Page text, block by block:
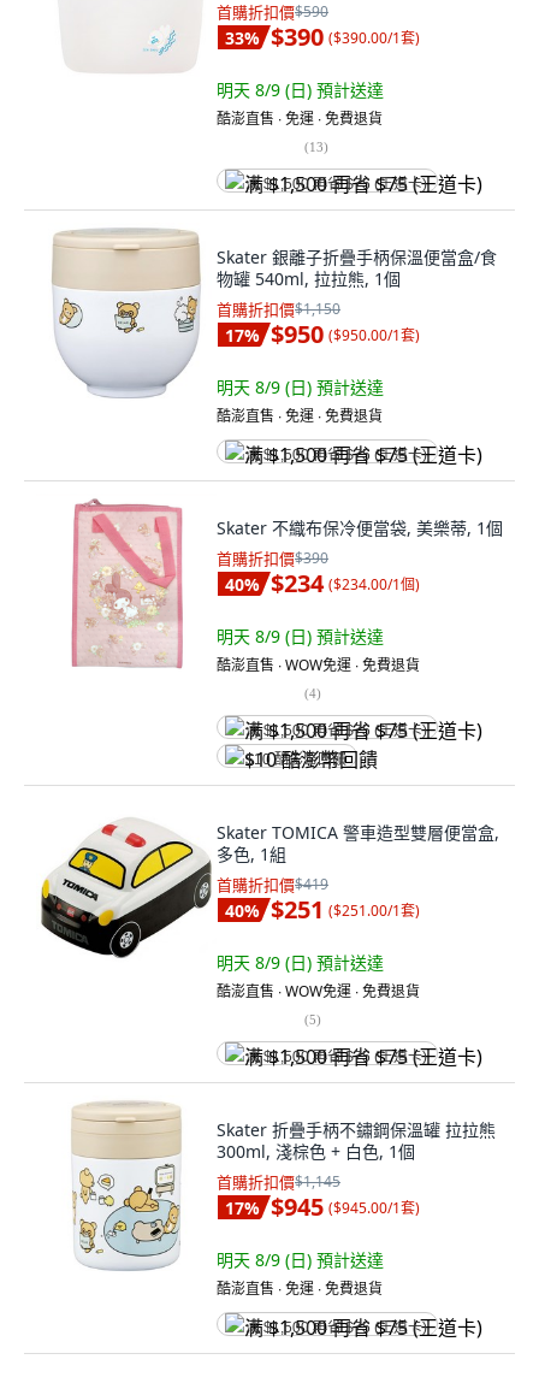
首購折扣價$590
33% $390 ($390.00/1套)
明天 8/9 (日) 預計送達
酷澎直售 ∙ 免運 ∙ 免費退貨
(13)
满 $1,500 再省 $75 (王道卡)
Skater 銀離子折疊手柄保溫便當盒/食
物罐 540ml, 拉拉熊, 1個
首購折扣價$1,150
17% $950 ($950.00/1套)
明天 8/9 (日) 預計送達
酷澎直售 ∙ 免運 ∙ 免費退貨
满 $1,500 再省 $75 (王道卡)
Skater 不織布保冷便當袋, 美樂蒂, 1個
首購折扣價$390
40% $234 ($234.00/1個)
明天 8/9 (日) 預計送達
酷澎直售 ∙ WOW免運 ∙ 免費退貨
(4)
满 $1,500 再省 $75 (王道卡)
$10 酷澎幣回饋
Skater TOMICA 警車造型雙層便當盒,
多色, 1組
首購折扣價$419
40% $251 ($251.00/1套)
明天 8/9 (日) 預計送達
酷澎直售 ∙ WOW免運 ∙ 免費退貨
(5)
满 $1,500 再省 $75 (王道卡)
Skater 折疊手柄不鏽鋼保溫罐 拉拉熊
300ml, 淺棕色 + 白色, 1個
首購折扣價$1,145
17% $945 ($945.00/1套)
明天 8/9 (日) 預計送達
酷澎直售 ∙ 免運 ∙ 免費退貨
满 $1,500 再省 $75 (王道卡)